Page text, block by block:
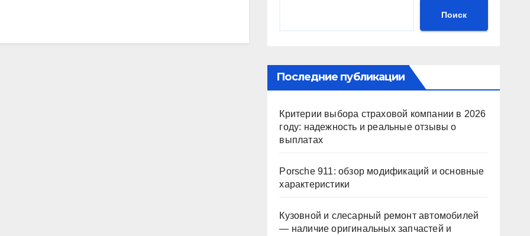
Поиск
Последние публикации
Критерии выбора страховой компании в 2026
году: надежность и реальные отзывы о
выплатах
Porsche 911: обзор модификаций и основные
характеристики
Кузовной и слесарный ремонт автомобилей
— наличие оригинальных запчастей и